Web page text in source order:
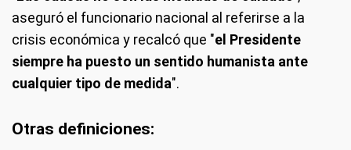
aseguró el funcionario nacional al referirse a la
crisis económica y recalcó que "el Presidente
siempre ha puesto un sentido humanista ante
cualquier tipo de medida".
Otras definiciones: